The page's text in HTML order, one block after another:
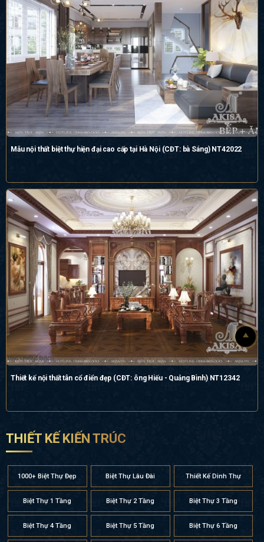
Mẫu nội thất biệt thự hiện đại cao cấp tại Hà Nội (CĐT: bà Sáng) NT42022
Thiết kế nội thất tân cổ điển đẹp (CĐT: ông Hiếu - Quảng Bình) NT12342
THIẾT KẾ KIẾN TRÚC
1000+ Biệt Thự Đẹp Biệt Thự Lâu Đài Thiết Kế Dinh Thự
Biệt Thự 1 Tầng Biệt Thự 2 Tầng Biệt Thự 3 Tầng
Biệt Thự 4 Tầng Biệt Thự 5 Tầng Biệt Thự 6 Tầng